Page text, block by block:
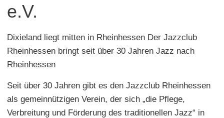
e.V.
Dixieland liegt mitten in Rheinhessen Der Jazzclub
Rheinhessen bringt seit über 30 Jahren Jazz nach
Rheinhessen
Seit über 30 Jahren gibt es den Jazzclub Rheinhessen
als gemeinnützigen Verein, der sich „die Pflege,
Verbreitung und Förderung des traditionellen Jazz“ in